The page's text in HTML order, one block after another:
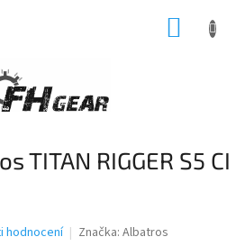
TITAN RIGGER S5 CI
hodnocení Značka: Albatros